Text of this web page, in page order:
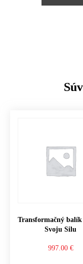
Transformačný
Svoju Silu
997.00 €